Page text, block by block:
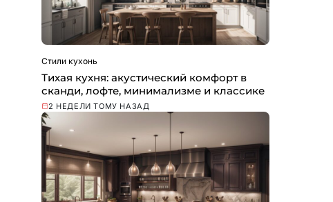
Стили кухонь
Тихая кухня: акустический комфорт в
сканди, лофте, минимализме и классике
2 НЕДЕЛИ ТОМУ НАЗАД